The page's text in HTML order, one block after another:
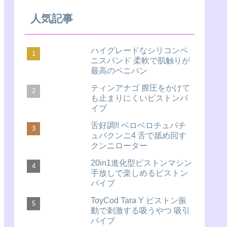
人気記事
ハイグレードなシリコンペ
ニスバンド 柔軟で肌触りが
最高のペニバン
ティンアナゴ 膣圧をかけて
も止まりにくいピストンバ
イブ
舌好調!! ベロベロチュバチ
ュバクンニ4 舌で舐め回す
クンニローター
20in1進化型ピストンマシン
手放しで楽しめるピストン
バイブ
ToyCod Tara Y ピストン振
動で刺激する吸うやつ 吸引
バイブ